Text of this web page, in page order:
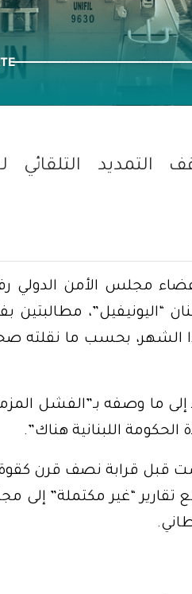
التلقائي
مجلس الأمن الدولي
“اليونيفيل”،
الشهر، بحسب ما نقلته
ما وصفه بـ”الفشل المزمن
اللبنانية هناك”.
قبل قرابة نصف قرن
“غير مكتملة” إلى